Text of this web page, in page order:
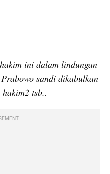
ini dalam lindungan
sandi dikabulkan
tsb..